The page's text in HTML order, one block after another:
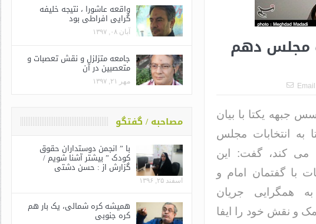
مجلس دهم
Email
جبهه یکتا با بیان
به انتخابات مجلس
می کند، گفت: این
با گفتمان امام و
به همگرایی جریان
و نقش خود را ایفا
واقعه عاشورا ، نتیجه خلیفه
گرایی افراطی بود
آبان ۰۸, ۱۳۹۷
جامعه متزلزل و نقش تعصبات و
متعصبین در آن
مهر ۲۱, ۱۳۹۷
مصاحبه / گفتگو
با ” انجمن دوستداران حقوق
کودک ” بیشتر آشنا شویم /
گزارش از : حسن دشتی
اسفند ۲۵, ۱۳۹۶
همیشه کره شمالی، یک بار هم
کره جنوبی